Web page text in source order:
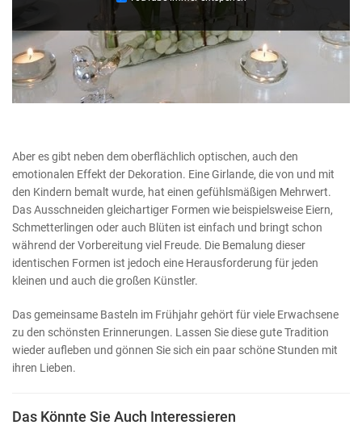
Aber es gibt neben dem oberflächlich optischen, auch den
emotionalen Effekt der Dekoration. Eine Girlande, die von und mit
den Kindern bemalt wurde, hat einen gefühlsmäßigen Mehrwert.
Das Ausschneiden gleichartiger Formen wie beispielsweise Eiern,
Schmetterlingen oder auch Blüten ist einfach und bringt schon
während der Vorbereitung viel Freude. Die Bemalung dieser
identischen Formen ist jedoch eine Herausforderung für jeden
kleinen und auch die großen Künstler.
Das gemeinsame Basteln im Frühjahr gehört für viele Erwachsene
zu den schönsten Erinnerungen. Lassen Sie diese gute Tradition
wieder aufleben und gönnen Sie sich ein paar schöne Stunden mit
ihren Lieben.
Das Könnte Sie Auch Interessieren